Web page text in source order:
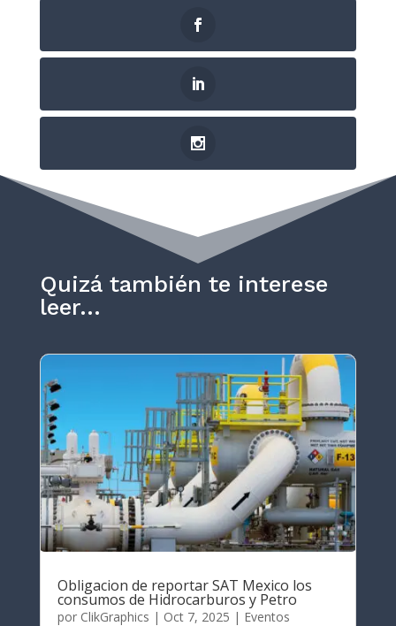
Quizá también te interese
leer…
Obligacion de reportar SAT Mexico los
consumos de Hidrocarburos y Petro
por ClikGraphics | Oct 7, 2025 | Eventos